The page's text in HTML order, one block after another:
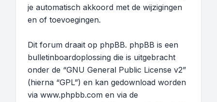
je automatisch akkoord met de wijzigingen
en of toevoegingen.
Dit forum draait op phpBB. phpBB is een
bulletinboardoplossing die is uitgebracht
onder de “GNU General Public License v2”
(hierna “GPL”) en kan gedownload worden
via www.phpbb.com en via de